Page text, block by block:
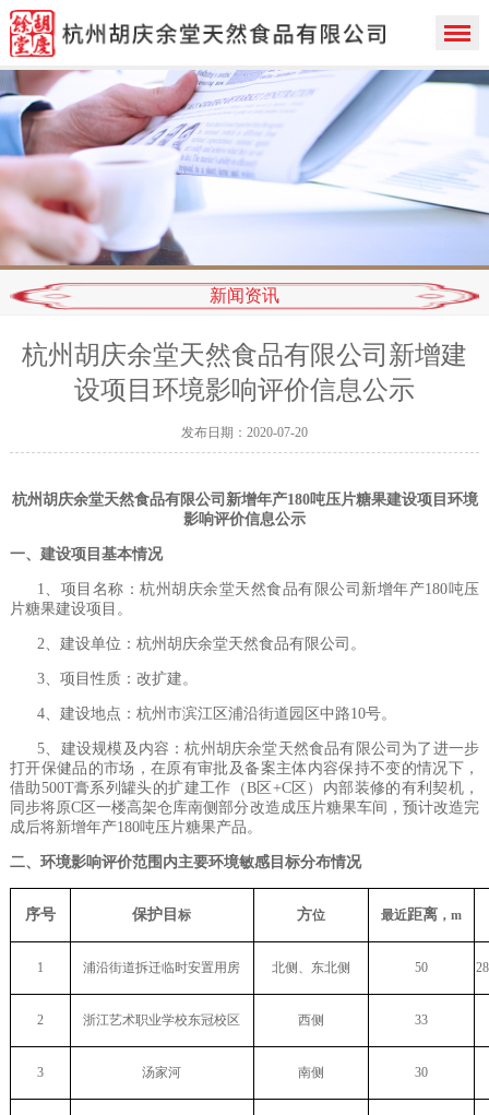
新闻资讯
杭州胡庆余堂天然食品有限公司新增建
设项目环境影响评价信息公示
发布日期：2020-07-20
杭州胡庆余堂天然食品有限公司新增年产180吨压片糖果建设项目环境
影响评价信息公示
一、建设项目基本情况
1、项目名称：杭州胡庆余堂天然食品有限公司新增年产180吨压
片糖果建设项目。
2、建设单位：杭州胡庆余堂天然食品有限公司。
3、项目性质：改扩建。
4、建设地点：杭州市滨江区浦沿街道园区中路10号。
5、建设规模及内容：杭州胡庆余堂天然食品有限公司为了进一步
打开保健品的市场，在原有审批及备案主体内容保持不变的情况下，
借助500T膏系列罐头的扩建工作 （B区+C区）内部装修的有利契机，
同步将原C区一楼高架仓库南侧部分改造成压片糖果车间，预计改造完
成后将新增年产180吨压片糖果产品。
二、环境影响评价范围内主要环境敏感目标分布情况
序号 保护目标 方位 最近距离 ， m
1 浦沿街道拆迁临时安置用房 北侧、东北侧 50 28
2 浙江艺术职业学校东冠校区 西侧 33
3 汤家河 南侧 30